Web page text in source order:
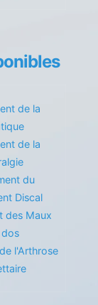
de la
de la
du
Discal
des Maux
l'Arthrose